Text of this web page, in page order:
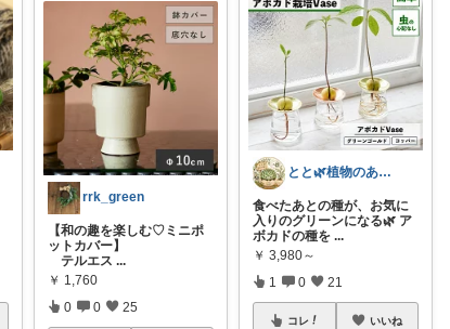
rrk_green
【和の趣を楽しむ♡ミニポ
ットカバー】
テルエス...
￥ 1,760
0 0 25
とと🌿植物のある暮らし
食べたあとの種が、お気に
入りのグリーンになる🌿 ア
ボカドの種を ...
￥ 3,980～
1 0 21
コレ いいね